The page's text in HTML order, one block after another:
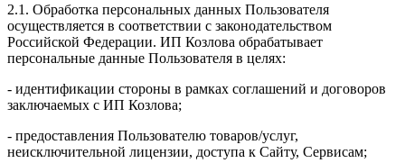
2.1. Обработка персональных данных Пользователя
осуществляется в соответствии с законодательством
Российской Федерации. ИП Козловa обрабатывает
персональные данные Пользователя в целях:
- идентификации стороны в рамках соглашений и договоров
заключаемых с ИП Козлова;
- предоставления Пользователю товаров/услуг,
неисключительной лицензии, доступа к Сайту, Сервисам;